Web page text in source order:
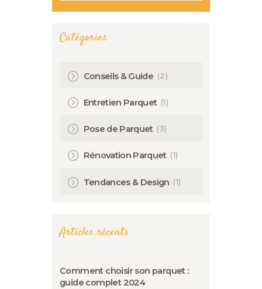
Catégories
Conseils & Guide (2)
Entretien Parquet (1)
Pose de Parquet (3)
Rénovation Parquet (1)
Tendances & Design (1)
Articles récents
Comment choisir son parquet :
guide complet 2024